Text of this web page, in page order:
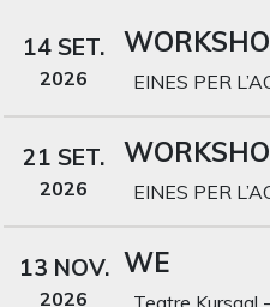
14 SET.
2026 EINES PER
21 SET.
2026 EINES PER
13 NOV.
2026
WE
Teatre Kursaal